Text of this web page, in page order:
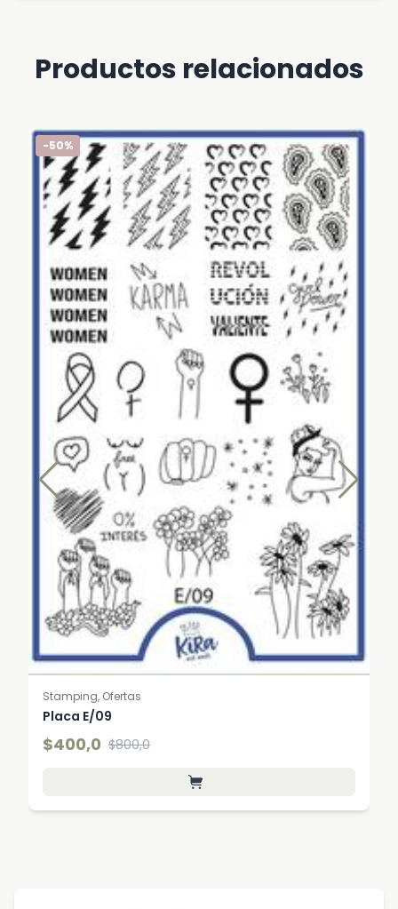
Productos relacionados
-50%
Stamping, Ofertas
Placa E/09
$400,0 $800,0